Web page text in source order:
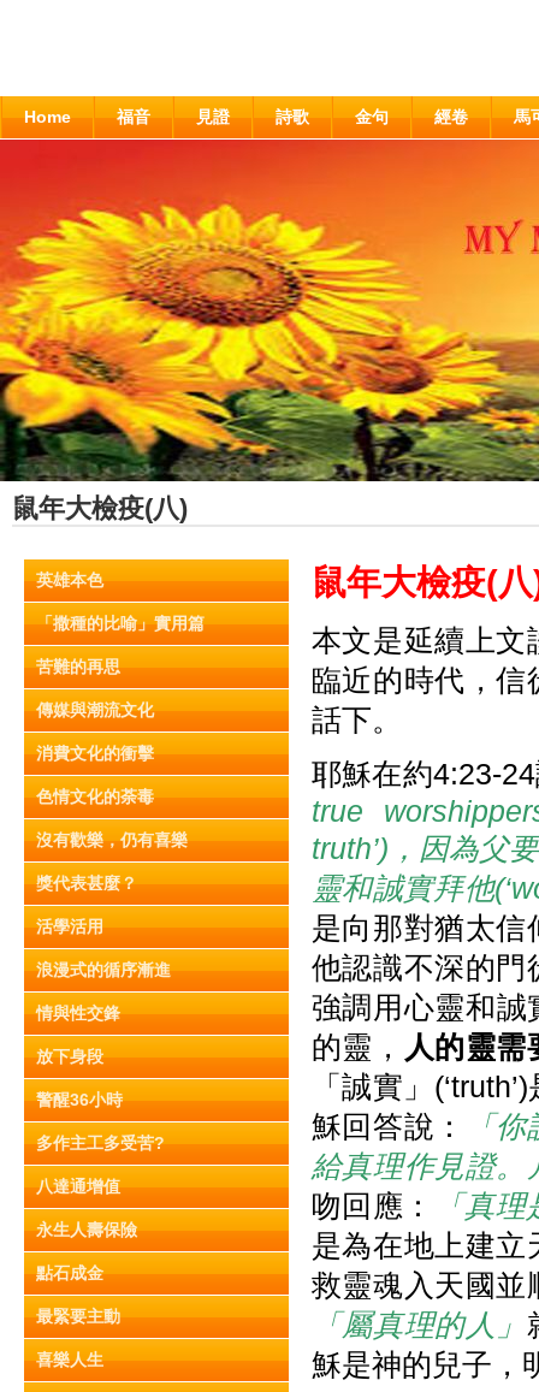
Home 福音 見證 詩歌 金句 經卷 馬
鼠年大檢疫(八)
英雄本色
「撒種的比喻」實用篇
苦難的再思
傳媒與潮流文化
消費文化的衝擊
色情文化的荼毒
沒有歡樂，仍有喜樂
獎代表甚麼？
活學活用
浪漫式的循序漸進
情與性交鋒
放下身段
警醒36小時
多作主工多受苦?
八達通增值
永生人壽保險
點石成金
最緊要主動
喜樂人生
鼠年大檢疫(
本文是延續上文
臨近的時代，信
話下。
耶穌在約4:23-
true
truth’) ，因為父
靈和誠實拜他
是向那對猶太信
他認識不深的門
強調用心靈和誠
的靈， 人的靈需
「誠實」
穌回答說：
「
給真理作見證。
吻回應：
「真
是為在地上建立
救靈魂入天國並
「屬真理的人」
穌是神的兒子，